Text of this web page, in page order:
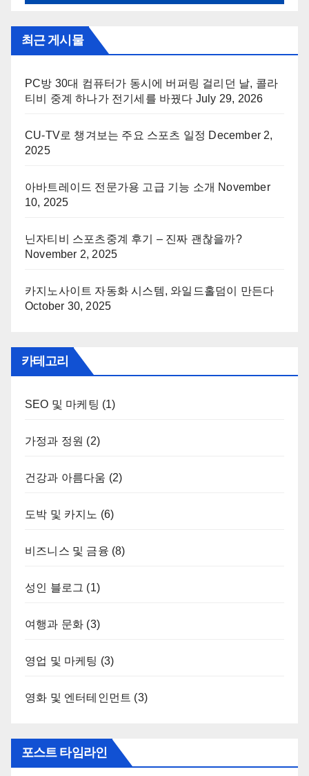
최근 게시물
PC방 30대 컴퓨터가 동시에 버퍼링 걸리던 날, 콜라
티비 중계 하나가 전기세를 바꿨다 July 29, 2026
CU-TV로 챙겨보는 주요 스포츠 일정 December 2,
2025
아바트레이드 전문가용 고급 기능 소개 November
10, 2025
닌자티비 스포츠중계 후기 – 진짜 괜찮을까?
November 2, 2025
카지노사이트 자동화 시스템, 와일드홀덤이 만든다
October 30, 2025
카테고리
SEO 및 마케팅 (1)
가정과 정원 (2)
건강과 아름다움 (2)
도박 및 카지노 (6)
비즈니스 및 금융 (8)
성인 블로그 (1)
여행과 문화 (3)
영업 및 마케팅 (3)
영화 및 엔터테인먼트 (3)
포스트 타임라인